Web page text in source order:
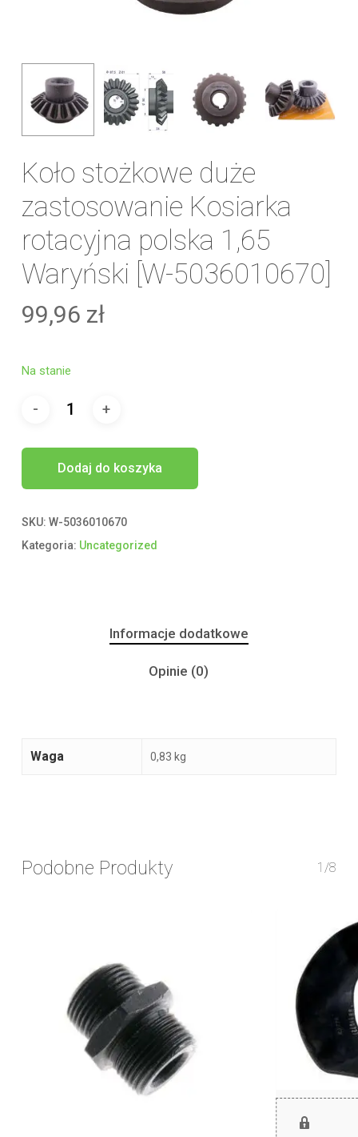
Koło stożkowe duże
zastosowanie Kosiarka
rotacyjna polska 1,65
Waryński [W-5036010670]
99,96 zł
Na stanie
Dodaj do koszyka
SKU: W-5036010670
Kategoria: Uncategorized
Informacje dodatkowe
Opinie (0)
Waga 0,83 kg
Podobne Produkty 1/8